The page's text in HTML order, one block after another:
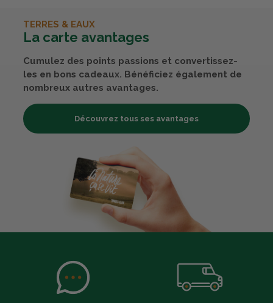
TERRES & EAUX
La carte avantages
Cumulez des points passions et convertissez-
les en bons cadeaux. Bénéficiez également de
nombreux autres avantages.
Découvrez tous ses avantages